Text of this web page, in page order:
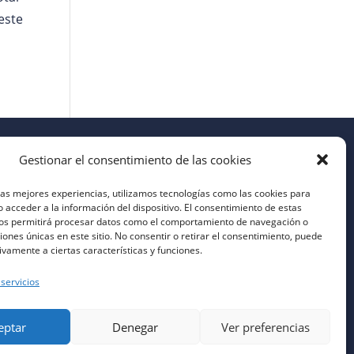
Gestionar el consentimiento de las cookies
mejores experiencias, utilizamos tecnologías como las cookies para
acceder a la información del dispositivo. El consentimiento de estas
permitirá procesar datos como el comportamiento de navegación o
únicas en este sitio. No consentir o retirar el consentimiento, puede
a ciertas características y funciones.
Denegar Ver preferencias